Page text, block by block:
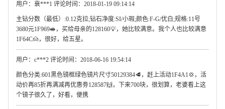
用户：衰***1 评论时间：2018-01-19 09:14:14
主钻分数（最低）:0.12克拉;钻石净度:SI/小瑕;颜色:F-G/优白;规格:11号
3680元1F969🥪，买给母亲的128160💡，她比较满意。我个人也比较满意
1F64C🙍，很好，给五星。
用户：c***2 评论时间：2018-06-16 19:54:14
颜色分类:601黑色镜框绿色镜片尺寸50129384🥩，赶上活动1F4A1💢，活
动价再85折再满减再优惠劵128587🙌，下来700块，很划算，老婆看上这
个镜子很久了，好看，便携